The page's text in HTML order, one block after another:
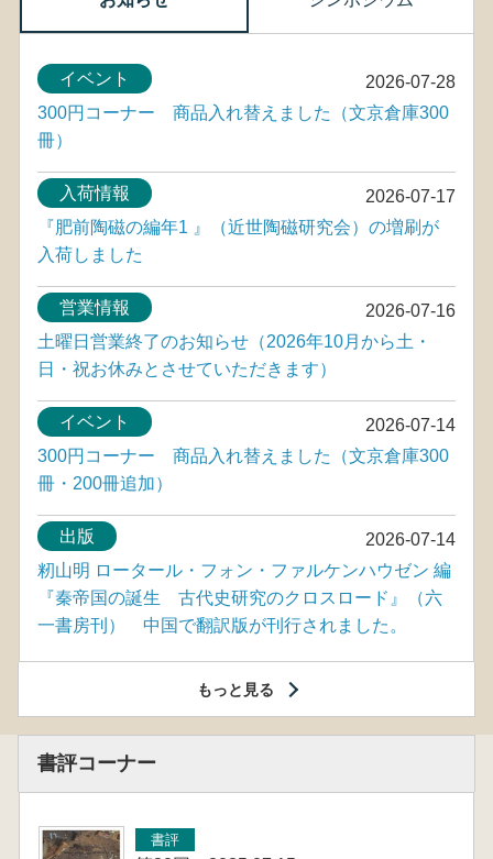
2026-07-28
イベント
300円コーナー 商品入れ替えました（文京倉庫300
冊）
2026-07-17
入荷情報
『肥前陶磁の編年1 』（近世陶磁研究会）の増刷が
入荷しました
2026-07-16
営業情報
土曜日営業終了のお知らせ（2026年10月から土・
日・祝お休みとさせていただきます）
2026-07-14
イベント
300円コーナー 商品入れ替えました（文京倉庫300
冊・200冊追加）
2026-07-14
出版
籾山明 ロータール・フォン・ファルケンハウゼン 編
『秦帝国の誕生 古代史研究のクロスロード』（六
一書房刊） 中国で翻訳版が刊行されました。
もっと見る
書評コーナー
書評